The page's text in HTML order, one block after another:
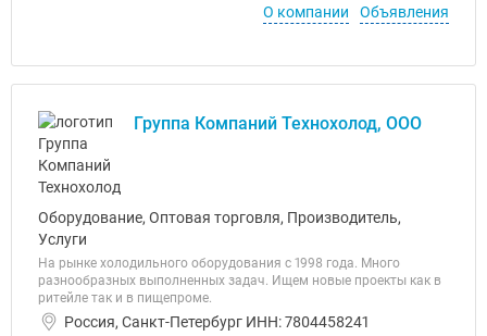
О компании
Объявления
Группа Компаний Технохолод, ООО
Оборудование, Оптовая торговля, Производитель,
Услуги
На рынке холодильного оборудования с 1998 года. Много
разнообразных выполненных задач. Ищем новые проекты как в
ритейле так и в пищепроме.
Россия, Санкт-Петербург ИНН: 7804458241